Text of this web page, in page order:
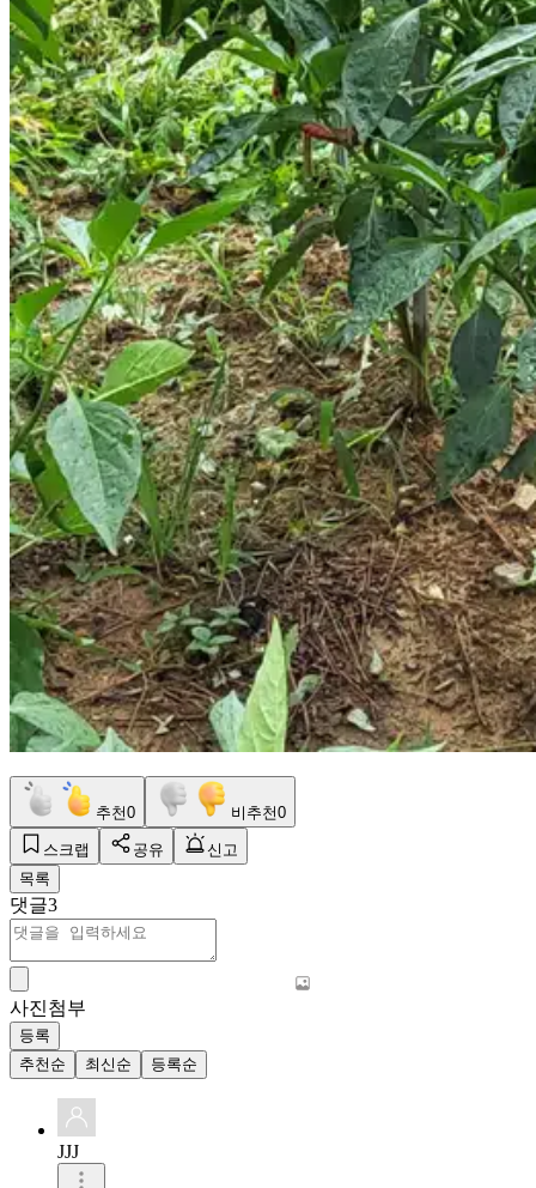
추천0 비추천0
스크랩 공유
신고
목록
댓글3
사진첨부
등록
추천순
최신순 등록순
JJJ